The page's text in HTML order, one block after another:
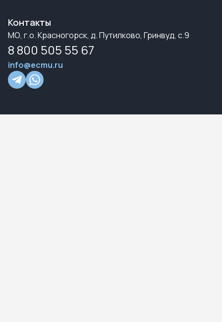
Контакты
МО, г.о. Красногорск, д. Путилково, Гринвуд, с.9
8 800 505 55 67
info@ecmu.ru